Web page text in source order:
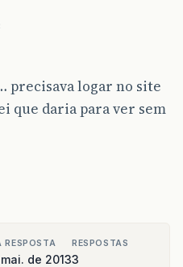
precisava logar no site
que daria para ver sem
RESPOSTA
de 2013
RESPOSTAS
3